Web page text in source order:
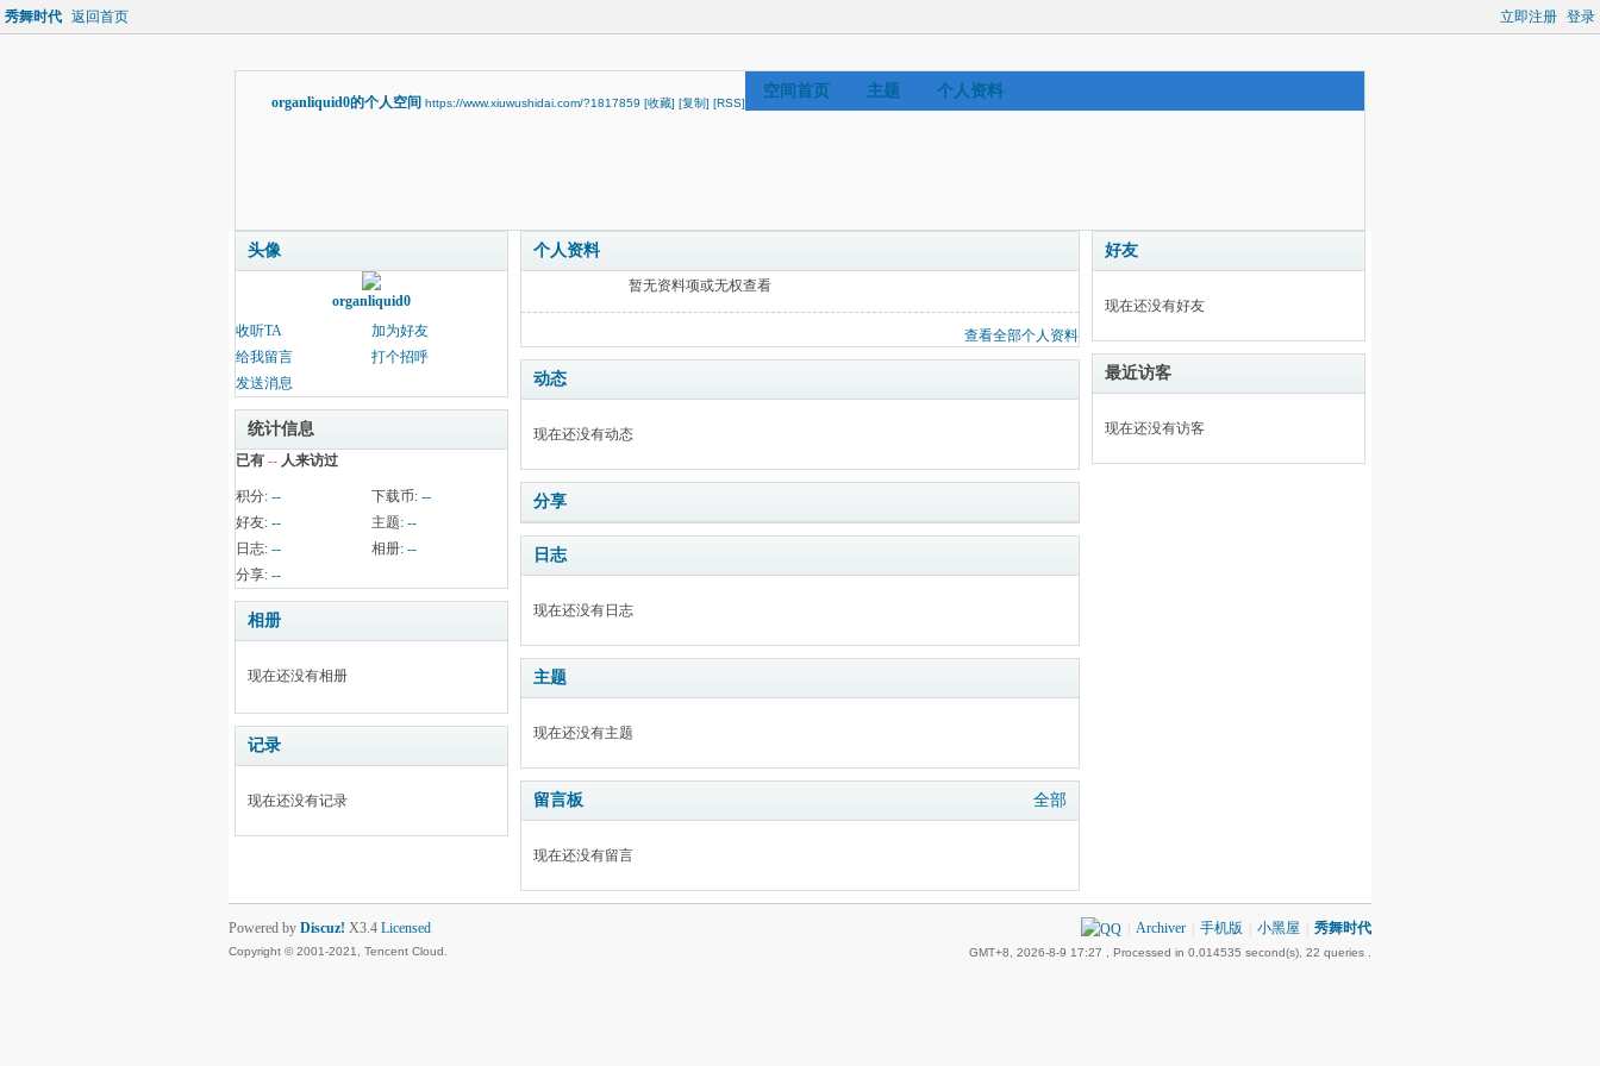
立即注册 登录
秀舞时代 返回首页
organliquid0的个人空间 https://www.xiuwushidai.com/?1817859 [收藏] [复制] [RSS]
空间首页 主题 个人资料
头像
organliquid0
收听TA
加为好友
给我留言
打个招呼
发送消息
统计信息
已有 -- 人来访过
积分: -- 下载币: --
好友: -- 主题: --
日志: -- 相册: --
分享: --
相册
现在还没有相册
记录
现在还没有记录
个人资料
暂无资料项或无权查看
查看全部个人资料
动态
现在还没有动态
分享
日志
现在还没有日志
主题
现在还没有主题
留言板 全部
现在还没有留言
好友
现在还没有好友
最近访客
现在还没有访客
Archiver 手机版 小黑屋 秀舞时代
GMT+8, 2026-8-9 17:27 , Processed in 0.014535 second(s), 22 queries .
Powered by Discuz! X3.4 Licensed
Copyright © 2001-2021, Tencent Cloud.